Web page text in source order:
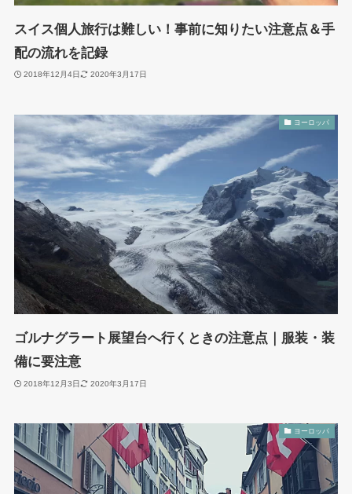
スイス個人旅行は難しい！事前に知りたい注意点＆手
配の流れを記録
2018年12月4日 2020年3月17日
ヨーロッパ
ゴルナグラート展望台へ行くときの注意点｜服装・装
備に要注意
2018年12月3日 2020年3月17日
ヨーロッパ